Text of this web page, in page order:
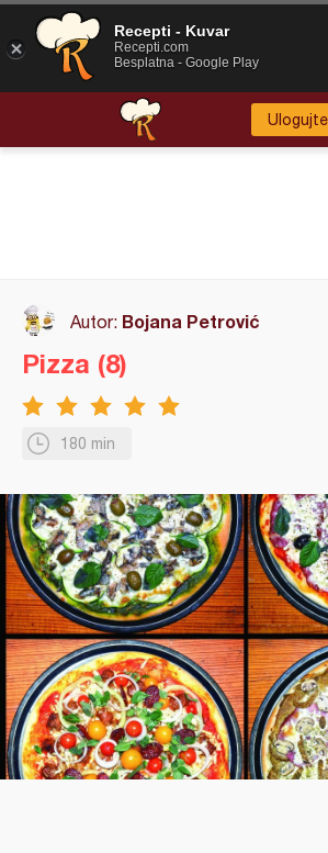
Autor: Bojana Petrović
180 min
Pizza (8)
Recepti - Kuvar
Recepti.com
Besplatna - Google Play